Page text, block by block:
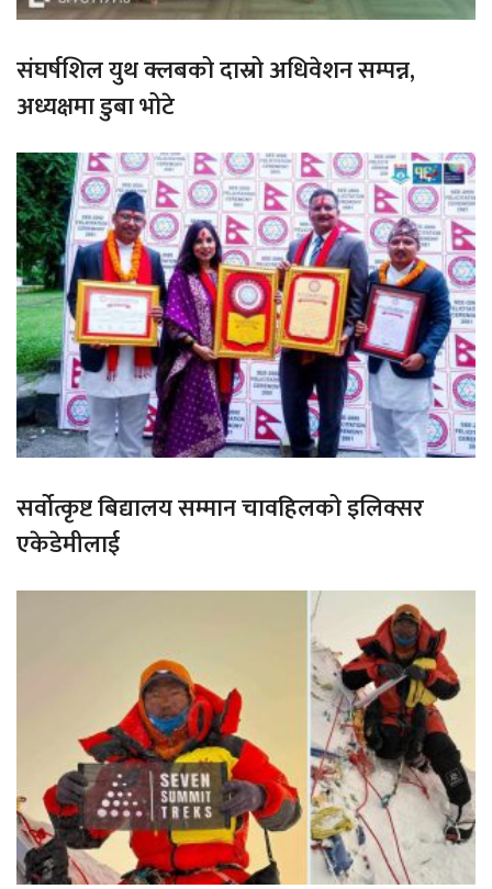
संघर्षशिल युथ क्लबको दास्रो अधिवेशन सम्पन्न,
अध्यक्षमा डुबा भोटे
सर्वोत्कृष्ट बिद्यालय सम्मान चावहिलको इलिक्सर
एकेडेमीलाई